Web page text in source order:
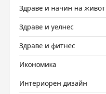
Здраве и начин на живот
Здраве и уелнес
Здраве и фитнес
Икономика
Интериорен дизайн